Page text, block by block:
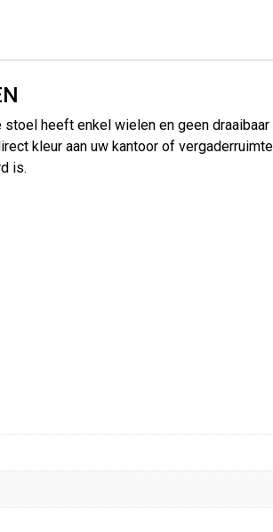
heeft enkel wielen en geen
kleur aan uw kantoor of
is.